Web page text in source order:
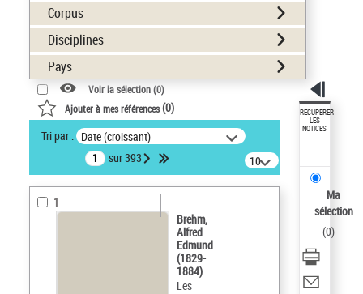
Corpus
Disciplines
Pays
Voir la sélection (0)
Ajouter à mes références(0)
Tri par : Date (croissant)
sur 393
10
résultats/page
1
Brehm,
Alfred
Edmund
(1829-
1884)
Les
RÉCUPÉRER
LES
NOTICES
Ma
sélection
(0)